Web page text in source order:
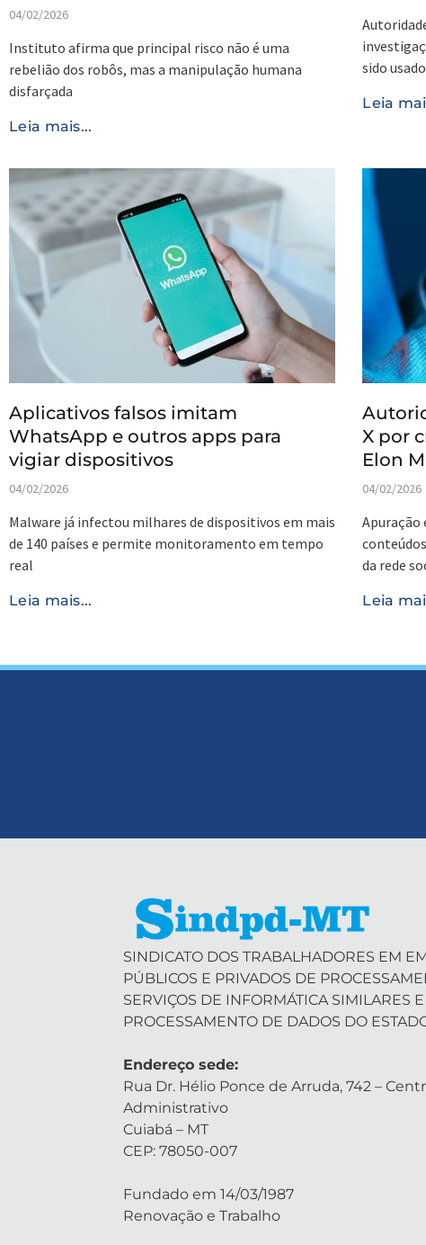
04/02/2026
Instituto afirma que principal risco não é uma
rebelião dos robôs, mas a manipulação humana
disfarçada
Leia mais...
sido
Leia
Aplicativos falsos imitam
WhatsApp e outros apps para
vigiar dispositivos
04/02/2026
Malware já infectou milhares de dispositivos em mais
de 140 países e permite monitoramento em tempo
real
Leia mais...
X por
Elon
04/02/2026
Apuração
da rede
Leia
SINDICATO DOS TRABALHADORES EM
PÚBLICOS E PRIVADOS DE
SERVIÇOS DE INFORMÁTICA SIMILARES
PROCESSAMENTO DE DADOS DO
Endereço sede:
Rua Dr. Hélio Ponce de Arruda, 742 –
Administrativo
Cuiabá – MT
CEP: 78050-007
Fundado em 14/03/1987
Renovação e Trabalho